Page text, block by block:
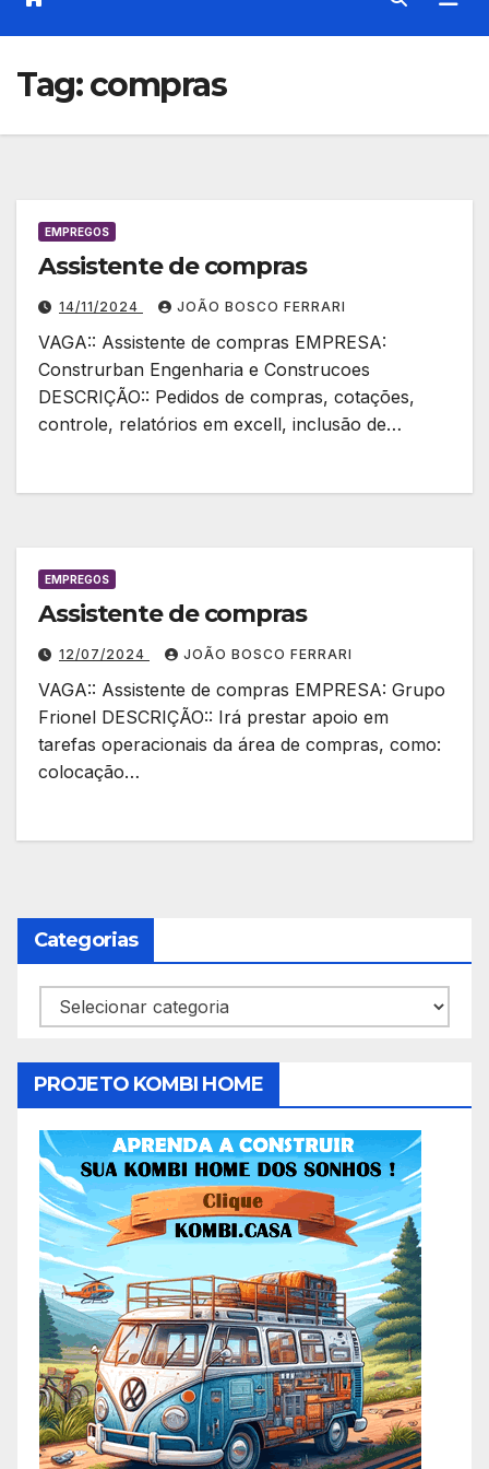
Tag:compras
EMPREGOS
Assistente de compras
14/11/2024 JOÃO BOSCO FERRARI
VAGA:: Assistente de compras EMPRESA:
Construrban Engenharia e Construcoes
DESCRIÇÃO:: Pedidos de compras, cotações,
controle, relatórios em excell, inclusão de…
EMPREGOS
Assistente de compras
12/07/2024 JOÃO BOSCO FERRARI
VAGA:: Assistente de compras EMPRESA: Grupo
Frionel DESCRIÇÃO:: Irá prestar apoio em
tarefas operacionais da área de compras, como:
colocação…
Categorias
Categorias
PROJETO KOMBI HOME